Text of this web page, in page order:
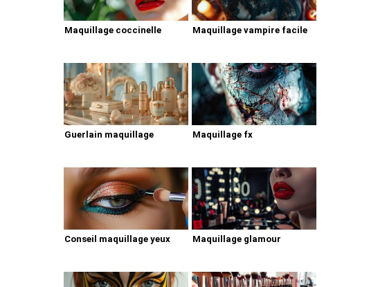
Maquillage coccinelle Maquillage vampire facile
Guerlain maquillage Maquillage fx
Conseil maquillage yeux Maquillage glamour